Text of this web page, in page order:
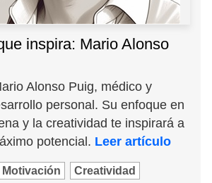
inspira: Mario Alonso
Alonso Puig, médico y
personal. Su enfoque en
y la creatividad te inspirará a
potencial. Leer artículo
Motivación Creatividad